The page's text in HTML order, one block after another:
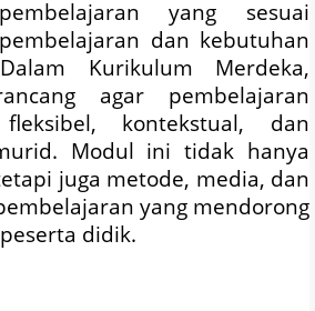
yang sesuai
dan kebutuhan
Kurikulum Merdeka,
agar pembelajaran
kontekstual, dan
Modul ini tidak hanya
juga metode, media, dan
yang mendorong
didik.